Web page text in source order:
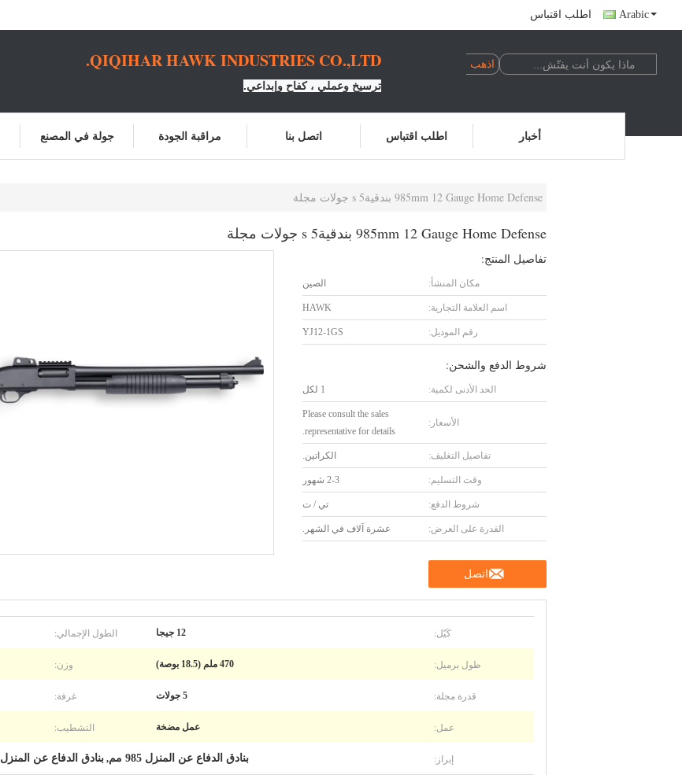
اطلب اقتباس Arabic
QIQIHAR HAWK INDUSTRIES CO.,LTD.
ترسيخ وعملي ، كفاح وإبداعي.
جولة في المصنع مراقبة الجودة اتصل بنا اطلب اقتباس أخبار
985mm 12 Gauge Home Defense بندقيةs 5 جولات مجلة
985mm 12 Gauge Home Defense بندقيةs 5 جولات مجلة
تفاصيل المنتج:
مكان المنشأ: الصين
اسم العلامة التجارية: HAWK
رقم الموديل: YJ12-1GS
شروط الدفع والشحن:
الحد الأدنى لكمية: 1 لكل
الأسعار:
Please consult the sales
representative for details.
تفاصيل التغليف: الكراتين.
وقت التسليم: 2-3 شهور
شروط الدفع: تي / ت
القدرة على العرض: عشرة آلاف في الشهر.
اتصل
كَيّل: 12 جيجا الطول الإجمالي:
طول برميل: 470 ملم (18.5 بوصة) وزن:
قدرة مجلة: 5 جولات غرفة:
عمل: عمل مضخة التشطيب:
إبراز: بنادق الدفاع عن المنزل 985 مم , بنادق الدفاع عن المنزل 5 جولات